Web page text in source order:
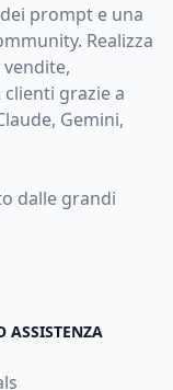
prompt e una
Realizza
grazie a
Gemini,
dalle grandi
ASSISTENZA